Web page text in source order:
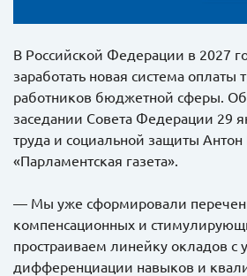
В Российской Федерации в 2027
заработать новая система оплаты
работников бюджетной сферы.
заседании Совета Федерации 29
труда и социальной защиты
«Парламентская газета».
— Мы уже сформировали
компенсационных и
простраиваем линейку окладов с
дифференциации навыков и